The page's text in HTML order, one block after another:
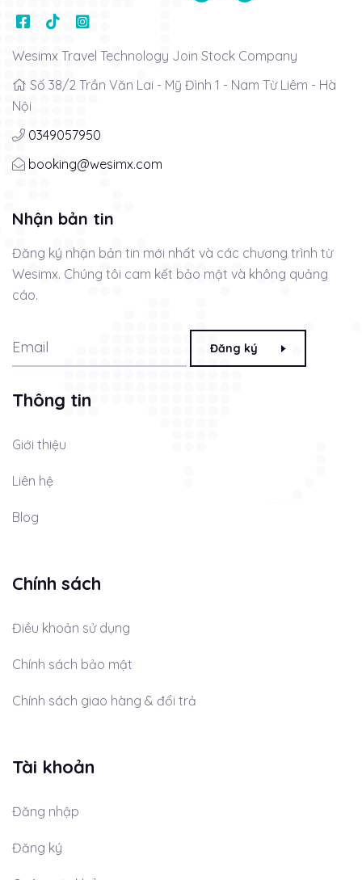
Wesimx Travel Technology Join Stock Company
Số 38/2 Trần Văn Lai - Mỹ Đình 1 - Nam Từ Liêm - Hà
Nội
0349057950
booking@wesimx.com
Nhận bản tin
Đăng ký nhận bản tin mới nhất và các chương trình từ
Wesimx. Chúng tôi cam kết bảo mật và không quảng
cáo.
Đăng ký
Thông tin
Giới thiệu
Liên hệ
Blog
Chính sách
Điều khoản sử dụng
Chính sách bảo mật
Chính sách giao hàng & đổi trả
Tài khoản
Đăng nhập
Đăng ký